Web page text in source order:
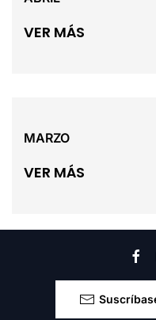
VER MÁS
MARZO
VER MÁS